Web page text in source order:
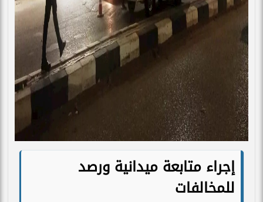
إجراء متابعة ميدانية ورصد
للمخالفات